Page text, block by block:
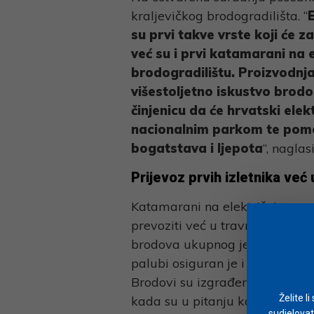
kraljevičkog brodogradilišta. “
su prvi takve vrste koji će
već su i prvi katamarani na
brodogradilištu.
višestoljetno iskustvo
činjenicu da će hrvatski
nacionalnim parkom te
bogatstava i ljepota“,
Prijevoz prvih izletnika već
Katamarani na električni
prevoziti već u travnju, kada
brodova ukupnog je
palubi osiguran je i prostor za
Brodovi su izgrađeni od
kada su u pitanju kakvoćaŽelite li